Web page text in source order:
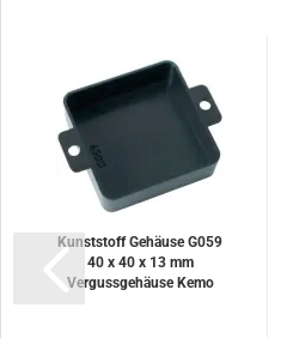
Kunststoff Gehäuse G059
40 x 40 x 13 mm
Vergussgehäuse Kemo